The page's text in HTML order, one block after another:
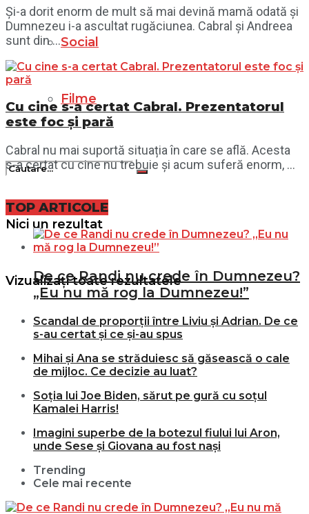
Social
Filme
Nici un rezultat
Vizualizați toate rezultatele
Și-a dorit enorm de mult să mai devină mamă odată și
Dumnezeu i-a ascultat rugăciunea. Cabral și Andreea
sunt din ...
Cu cine s-a certat Cabral. Prezentatorul
este foc și pară
Cabral nu mai suportă situația în care se află. Acesta
s-a certat cu cine nu trebuie și acum suferă enorm, ...
TOP ARTICOLE
De ce Randi nu crede în Dumnezeu?
„Eu nu mă rog la Dumnezeu!”
Scandal de proporții între Liviu și Adrian. De ce
s-au certat și ce și-au spus
Mihai și Ana se străduiesc să găsească o cale
de mijloc. Ce decizie au luat?
Soția lui Joe Biden, sărut pe gură cu soțul
Kamalei Harris!
Imagini superbe de la botezul fiului lui Aron,
unde Sese și Giovana au fost nași
Trending
Cele mai recente